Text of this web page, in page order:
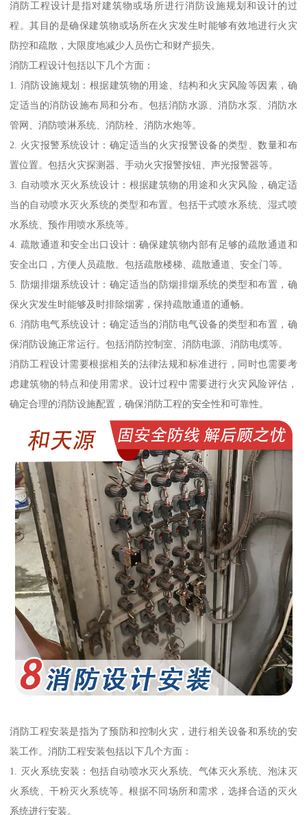
消防工程设计是指对建筑物或场所进行消防设施规划和设计的过
程。其目的是确保建筑物或场所在火灾发生时能够有效地进行火灾
防控和疏散，大限度地减少人员伤亡和财产损失。
消防工程设计包括以下几个方面：
1. 消防设施规划：根据建筑物的用途、结构和火灾风险等因素，确
定适当的消防设施布局和分布。包括消防水源、消防水泵、消防水
管网、消防喷淋系统、消防栓、消防水炮等。
2. 火灾报警系统设计：确定适当的火灾报警设备的类型、数量和布
置位置。包括火灾探测器、手动火灾报警按钮、声光报警器等。
3. 自动喷水灭火系统设计：根据建筑物的用途和火灾风险，确定适
当的自动喷水灭火系统的类型和布置。包括干式喷水系统、湿式喷
水系统、预作用喷水系统等。
4. 疏散通道和安全出口设计：确保建筑物内部有足够的疏散通道和
安全出口，方便人员疏散。包括疏散楼梯、疏散通道、安全门等。
5. 防烟排烟系统设计：确定适当的防烟排烟系统的类型和布置，确
保火灾发生时能够及时排除烟雾，保持疏散通道的通畅。
6. 消防电气系统设计：确定适当的消防电气设备的类型和布置，确
保消防设施正常运行。包括消防控制室、消防电源、消防电缆等。
消防工程设计需要根据相关的法律法规和标准进行，同时也需要考
虑建筑物的特点和使用需求。设计过程中需要进行火灾风险评估，
确定合理的消防设施配置，确保消防工程的安全性和可靠性。
消防工程安装是指为了预防和控制火灾，进行相关设备和系统的安
装工作。消防工程安装包括以下几个方面：
1. 灭火系统安装：包括自动喷水灭火系统、气体灭火系统、泡沫灭
火系统、干粉灭火系统等。根据不同场所和需求，选择合适的灭火
系统进行安装。